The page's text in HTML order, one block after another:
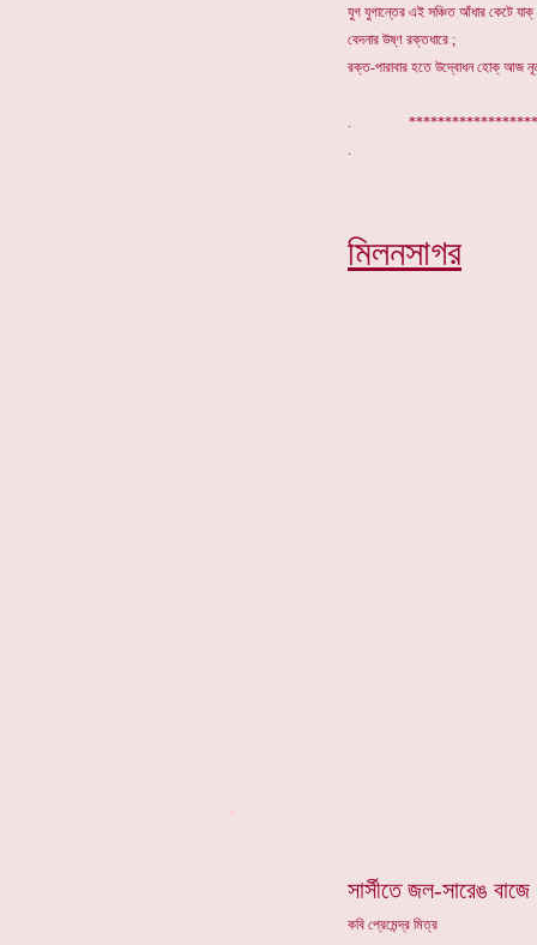
যুগ যুগান্তের এই সঞ্চিত আঁধার কেটে যাক্
বেদনার উষ্ণ রক্তধারে ;
রক্ত-পারাবার হতে উদ্বোধন হোক্ আজ
.
মিলনসাগর
সার্সীতে জল-সারেঙ বাজে
কবি প্রেমেন্দ্র মিত্র